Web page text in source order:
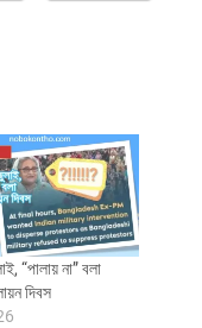
“পালায় না” বলা
দিবস